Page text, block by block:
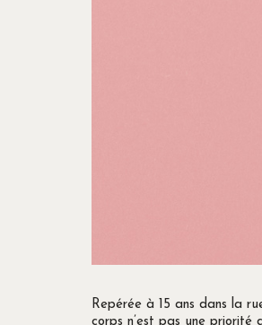
Repérée à 15 ans dans la
corps n’est pas une priorité